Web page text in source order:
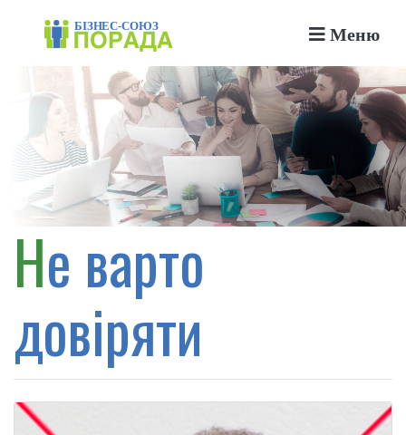
Меню
Не варто
довіряти